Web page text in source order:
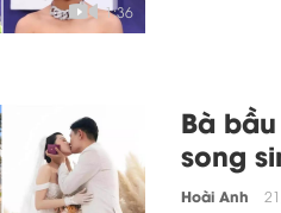
1:36
Bà
song
Hoài Anh